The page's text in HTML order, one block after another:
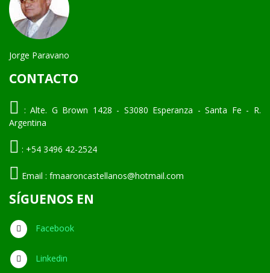
Jorge Paravano
CONTACTO
: Alte. G Brown 1428 - S3080 Esperanza - Santa Fe - R.
Argentina
: +54 3496 42-2524
Email : fmaaroncastellanos@hotmail.com
SÍGUENOS EN
Facebook
Linkedin